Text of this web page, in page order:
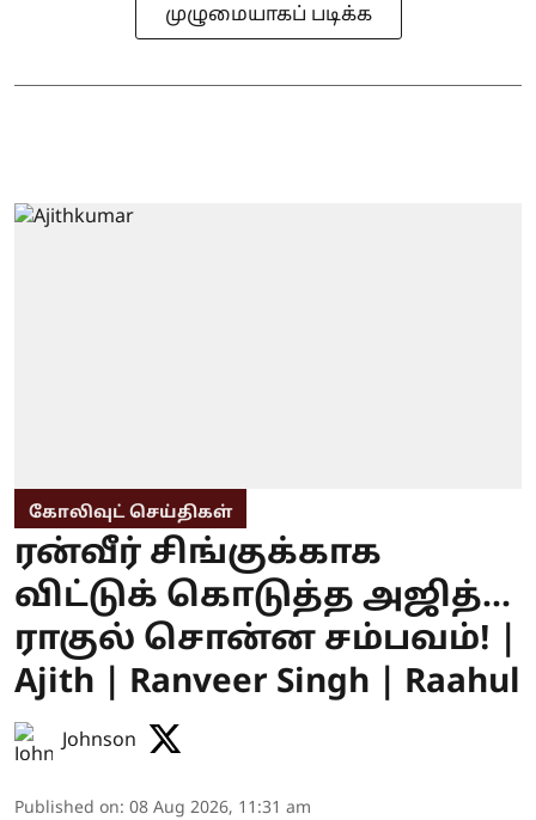
முழுமையாகப் படிக்க
கோலிவுட் செய்திகள்
ரன்வீர் சிங்குக்காக
விட்டுக் கொடுத்த அஜித்...
ராகுல் சொன்ன சம்பவம்! |
Ajith | Ranveer Singh | Raahul
Johnson
Published on: 08 Aug 2026, 11:31 am